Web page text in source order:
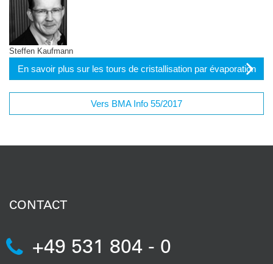
Steffen Kaufmann
En savoir plus sur les tours de cristallisation par évaporation
Vers BMA Info 55/2017
CONTACT
+49 531 804 - 0